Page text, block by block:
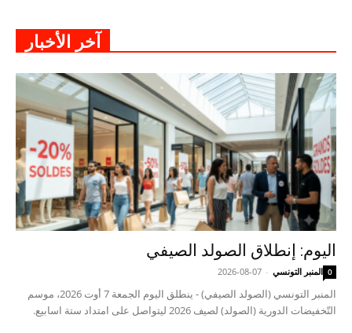
آخر الأخبار
اليوم: إنطلاق الصولد الصيفي
المنبر التونسي -
2026-08-07 0
المنبر التونسي (الصولد الصيفي) - ينطلق اليوم الجمعة 7 أوت 2026، موسم
التّخفيضات الدورية (الصولد) لصيف 2026 ليتواصل على امتداد ستة اسابيع.